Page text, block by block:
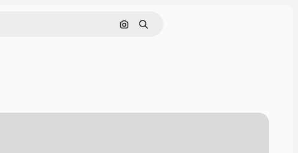
Поиск по изображению
Поиск